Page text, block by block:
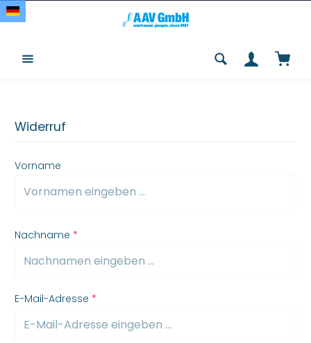
Zum Hauptinhalt springen
Widerruf
Vorname
Nachname *
E-Mail-Adresse *